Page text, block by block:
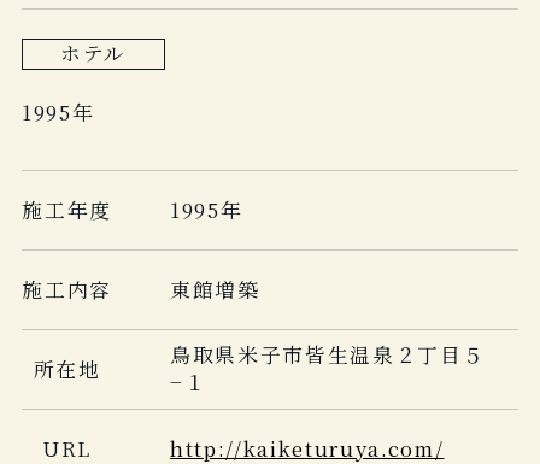
ホテル
1995年
施工年度 1995年
施工内容 東館増築
所在地
鳥取県米子市皆生温泉２丁目５
−１
URL http://kaiketuruya.com/